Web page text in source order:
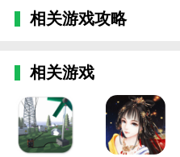
相关游戏攻略
相关游戏